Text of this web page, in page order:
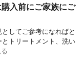
入前にご家族にご
してご参考になればと
トリートメント、洗い